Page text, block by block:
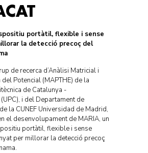
portàtil, flexible i sense
la detecció precoç del
de recerca d’Anàlisi Matricial i
Potencial (MAPTHE) de la
de Catalunya -
i del Departament de
la CUNEF Universidad de Madrid,
el desenvolupament de MARIA, un
portàtil, flexible i sense
per millorar la detecció precoç